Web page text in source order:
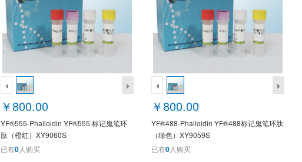
￥800.00
YF®555-Phalloidin YF®555 标记鬼笔环
肽（橙红）XY9060S
已有0人购买
￥800.00
YF®488-Phalloidin YF®488标记鬼笔环肽
（绿色）XY9059S
已有0人购买